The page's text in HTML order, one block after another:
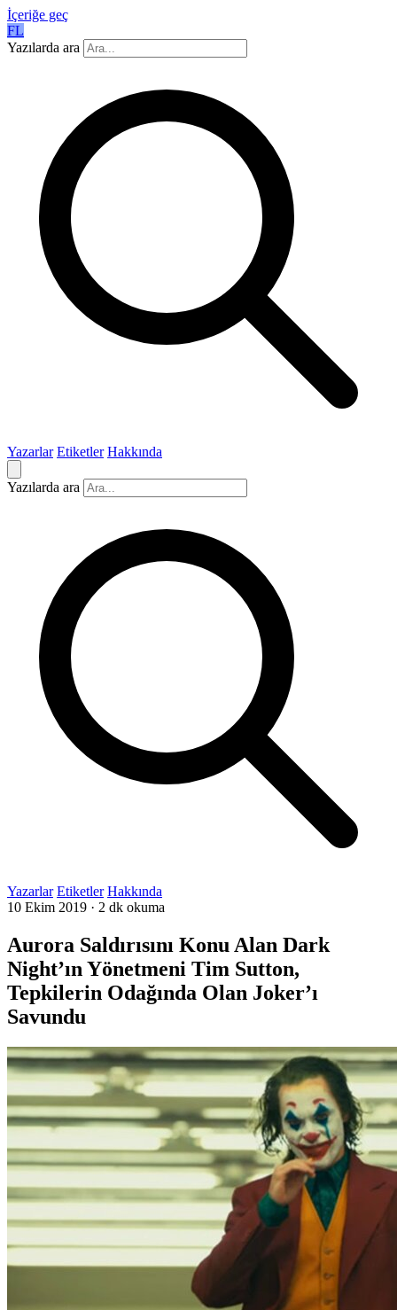
İçeriğe geç
FL
Yazılarda ara
Yazarlar Etiketler Hakkında
Yazılarda ara
Yazarlar Etiketler Hakkında
10 Ekim 2019 · 2 dk okuma
Aurora Saldırısını Konu Alan Dark
Night’ın Yönetmeni Tim Sutton,
Tepkilerin Odağında Olan Joker’ı
Savundu